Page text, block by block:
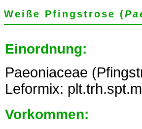
Weiße Pfingstrose (
Einordnung:
Paeoniaceae
Leformix:
Vorkommen: